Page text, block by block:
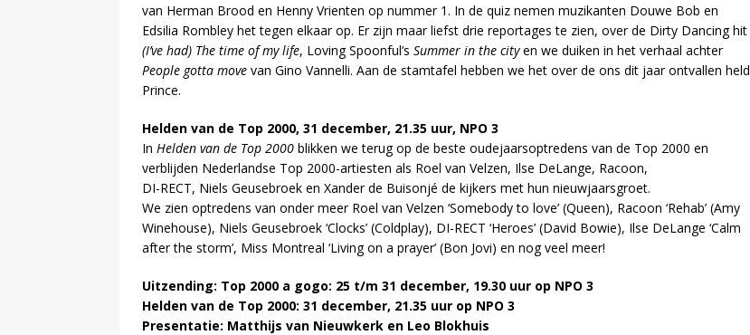
van Herman Brood en Henny Vrienten op nummer 1. In de quiz nemen muzikanten Douwe Bob en
Edsilia Rombley het tegen elkaar op. Er zijn maar liefst drie reportages te zien, over de Dirty Dancing hit
(I’ve had) The time of my life, Loving Spoonful’s Summer in the cityen we duiken in het verhaal achter
People gotta move van Gino Vannelli. Aan de stamtafel hebben we het over de ons dit jaar ontvallen held
Prince.
Helden van de Top 2000, 31 december, 21.35 uur, NPO 3
In Helden van de Top 2000 blikken we terug op de beste oudejaarsoptredens van de Top 2000 en
verblijden Nederlandse Top 2000-artiesten als Roel van Velzen, Ilse DeLange, Racoon,
DI-RECT, Niels Geusebroek en Xander de Buisonjé de kijkers met hun nieuwjaarsgroet.
We zien optredens van onder meer Roel van Velzen ‘Somebody to love’ (Queen), Racoon ‘Rehab’ (Amy
Winehouse), Niels Geusebroek ‘Clocks’ (Coldplay), DI-RECT ‘Heroes’ (David Bowie), Ilse DeLange ‘Calm
after the storm’, Miss Montreal ‘Living on a prayer’ (Bon Jovi) en nog veel meer!
Uitzending: Top 2000 a gogo: 25 t/m 31 december, 19.30 uur op NPO 3
Helden van de Top 2000: 31 december, 21.35 uur op NPO 3
Presentatie: Matthijs van Nieuwkerk en Leo Blokhuis